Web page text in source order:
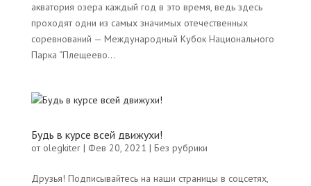
акватория озера каждый год в это время, ведь здесь
проходят одни из самых значимых отечественных
соревнований — Международный Кубок Национального
Парка “Плещеево...
Будь в курсе всей движухи!
от olegkiter| Фев 20, 2021 | Без рубрики
Друзья! Подписывайтесь на наши страницы в соцсетях,